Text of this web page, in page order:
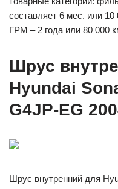
составляет 6 мес. или
ГРМ – 2 года или 80 000
Шрус
Hyundai
G4JP-EG
Шрус внутренний для